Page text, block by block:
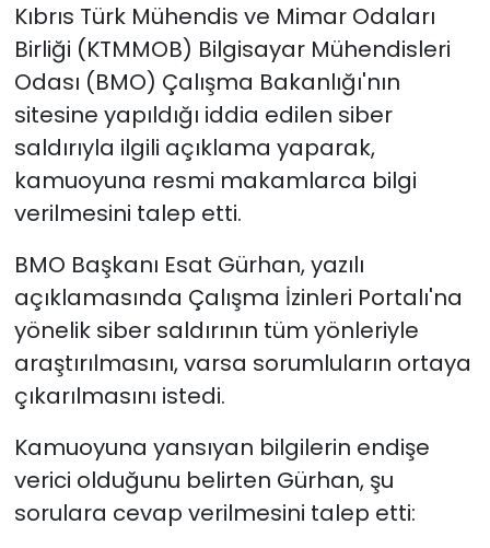
Kıbrıs Türk Mühendis ve Mimar Odaları
Birliği (KTMMOB) Bilgisayar Mühendisleri
Odası (BMO) Çalışma Bakanlığı'nın
sitesine yapıldığı iddia edilen siber
saldırıyla ilgili açıklama yaparak,
kamuoyuna resmi makamlarca bilgi
verilmesini talep etti.
BMO Başkanı Esat Gürhan, yazılı
açıklamasında Çalışma İzinleri Portalı'na
yönelik siber saldırının tüm yönleriyle
araştırılmasını, varsa sorumluların ortaya
çıkarılmasını istedi.
Kamuoyuna yansıyan bilgilerin endişe
verici olduğunu belirten Gürhan, şu
sorulara cevap verilmesini talep etti:
Spor
Teknoloji
TÜRKiYE
Video Galeri
YAŞAM
Yazarlar